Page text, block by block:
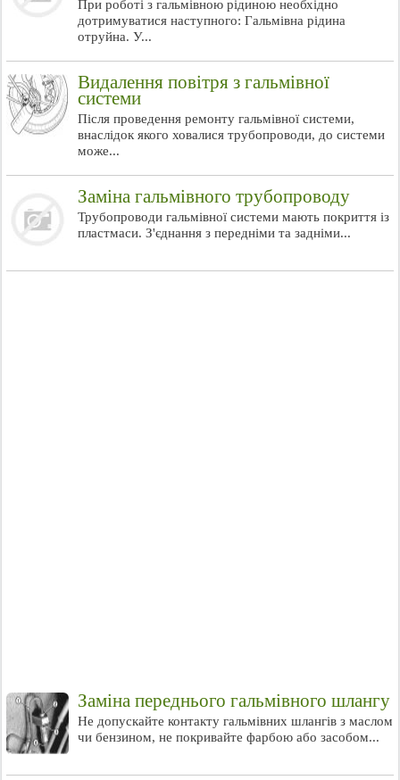
При роботі з гальмівною рідиною необхідно
дотримуватися наступного: Гальмівна рідина
отруйна. У...
Видалення повітря з гальмівної
системи
Після проведення ремонту гальмівної системи,
внаслідок якого ховалися трубопроводи, до системи
може...
Заміна гальмівного трубопроводу
Трубопроводи гальмівної системи мають покриття із
пластмаси. З'єднання з передніми та задніми...
Заміна переднього гальмівного шлангу
Не допускайте контакту гальмівних шлангів з маслом
чи бензином, не покривайте фарбою або засобом...